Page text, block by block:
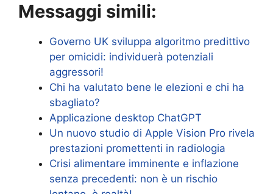
Messaggi simili:
Governo UK sviluppa algoritmo predittivo
per omicidi: individuerà potenziali
aggressori!
Chi ha valutato bene le elezioni e chi ha
sbagliato?
Applicazione desktop ChatGPT
Un nuovo studio di Apple Vision Pro rivela
prestazioni promettenti in radiologia
Crisi alimentare imminente e inflazione
senza precedenti: non è un rischio